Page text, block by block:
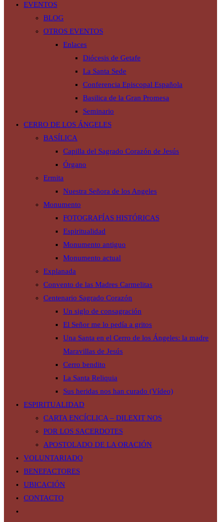
EVENTOS
BLOG
OTROS EVENTOS
Enlaces
Diócesis de Getafe
La Santa Sede
Conferencia Episcopal Española
Basilica de la Gran Promesa
Seminario
CERRO DE LOS ÁNGELES
BASÍLICA
Capilla del Sagrado Corazón de Jesús
Órgano
Ermita
Nuestra Señora de los Angeles
Monumento
FOTOGRAFÍAS HISTÓRICAS
Espiritualidad
Monumento antiguo
Monumento actual
Explanada
Convento de las Madres Carmelitas
Centenario Sagrado Corazón
Un siglo de consagración
El Señor me lo pedía a gritos
Una Santa en el Cerro de los Ángeles: la madre
Maravillas de Jesús
Cerro bendito
La Santa Reliquia
Sus heridas nos han curado (Vídeo)
ESPIRITUALIDAD
CARTA ENCÍCLICA – DILEXIT NOS
POR LOS SACERDOTES
APOSTOLADO DE LA ORACIÓN
VOLUNTARIADO
BENEFACTORES
UBICACIÓN
CONTACTO